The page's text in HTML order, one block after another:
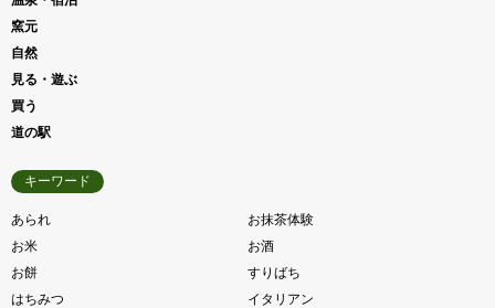
窯元
自然
見る・遊ぶ
買う
道の駅
キーワード
あられ
お抹茶体験
お米
お酒
お餅
すりばち
はちみつ
イタリアン